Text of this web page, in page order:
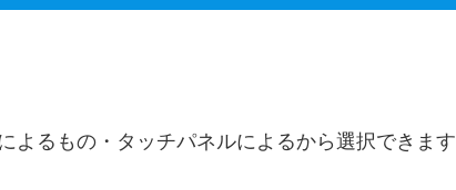
よるもの・タッチパネルによるから選択できます